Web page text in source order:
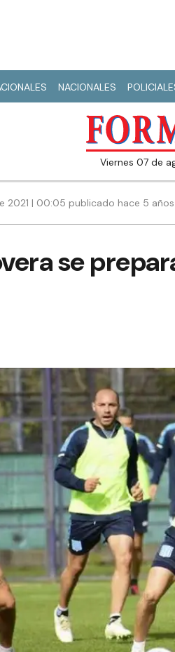
NACIONALES
viernes 07 de
2021 | 00:05 publicado hace 5 años
se